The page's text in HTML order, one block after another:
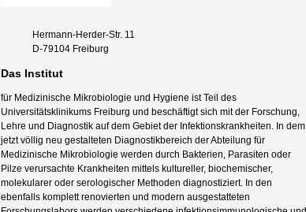
Hermann-Herder-Str. 11
D-79104 Freiburg
Das Institut
für Medizinische Mikrobiologie und Hygiene ist Teil des
Universitätsklinikums Freiburg und beschäftigt sich mit der Forschung,
Lehre und Diagnostik auf dem Gebiet der Infektionskrankheiten. In dem
jetzt völlig neu gestalteten Diagnostikbereich der Abteilung für
Medizinische Mikrobiologie werden durch Bakterien, Parasiten oder
Pilze verursachte Krankheiten mittels kultureller, biochemischer,
molekularer oder serologischer Methoden diagnostiziert. In den
ebenfalls komplett renovierten und modern ausgestatteten